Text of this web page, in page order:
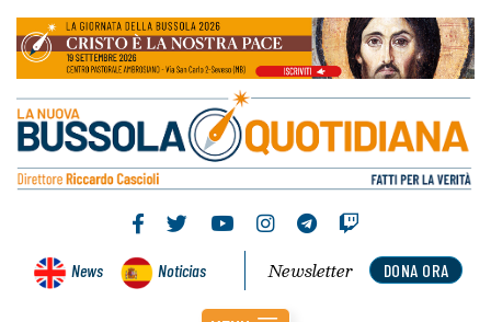
News Noticias DONA ORA
Newsletter